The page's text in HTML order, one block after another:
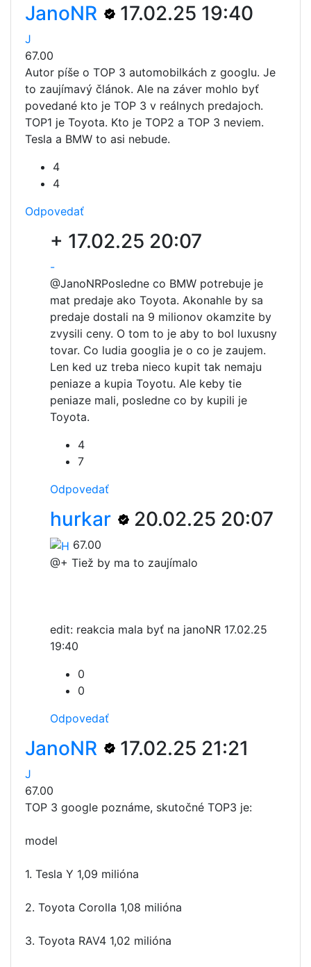
JanoNR 17.02.25 19:40
J
67.00
Autor píše o TOP 3 automobilkách z googlu. Je
to zaujímavý článok. Ale na záver mohlo byť
povedané kto je TOP 3 v reálnych predajoch.
TOP1 je Toyota. Kto je TOP2 a TOP 3 neviem.
Tesla a BMW to asi nebude.
4
4
Odpovedať
+ 17.02.25 20:07
-
@JanoNRPosledne co BMW potrebuje je
mat predaje ako Toyota. Akonahle by sa
predaje dostali na 9 milionov okamzite by
zvysili ceny. O tom to je aby to bol luxusny
tovar. Co ludia googlia je o co je zaujem.
Len ked uz treba nieco kupit tak nemaju
peniaze a kupia Toyotu. Ale keby tie
peniaze mali, posledne co by kupili je
Toyota.
4
7
Odpovedať
hurkar 20.02.25 20:07
67.00
@+ Tiež by ma to zaujímalo
edit: reakcia mala byť na janoNR 17.02.25
19:40
0
0
Odpovedať
JanoNR 17.02.25 21:21
J
67.00
TOP 3 google poznáme, skutočné TOP3 je:
model
1. Tesla Y 1,09 milióna
2. Toyota Corolla 1,08 milióna
3. Toyota RAV4 1,02 milióna